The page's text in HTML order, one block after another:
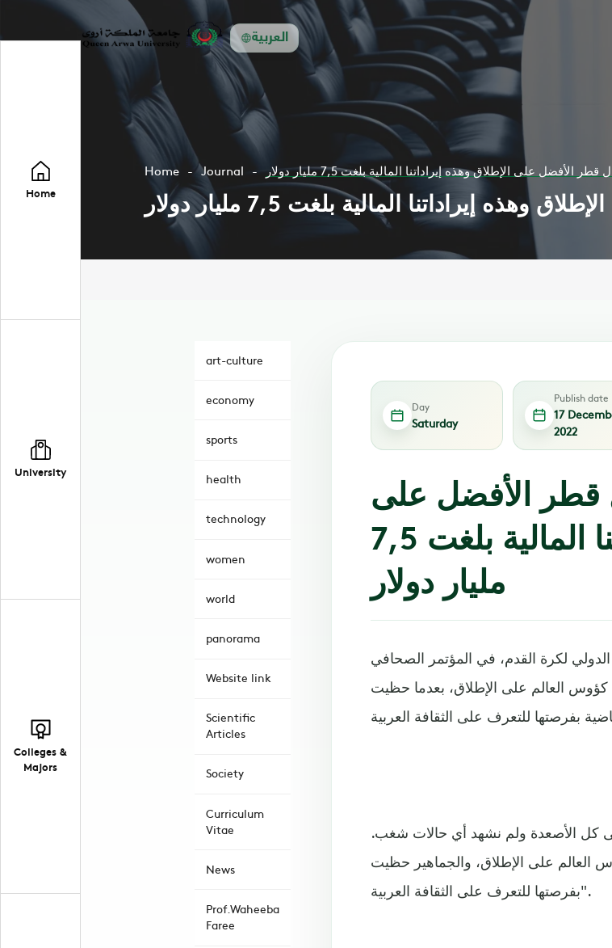
العربية
Home
University
Colleges &
Majors
Home Journal قطر الأفضل على الإطلاق وهذه إيراداتنا المالية بلغت 7,5 مليار دولار
إيراداتنا المالية بلغت 7,5 مليار دولار
art-culture
economy
sports
health
technology
women
world
panorama
Website link
Scientific
Articles
Society
Curriculum
Vitae
News
Prof.Waheeba
Faree
Day
Saturday
Publish date
17
2022
قطر الأفضل على
الإطلاق وهذه إيراداتنا المالية بلغت 7,5
مليار دولار
لكرة القدم، في المؤتمر الصحافي
هو أنجح نسخة من كؤوس العالم على الإطلاق، بعدما حظيت
كل الأصعدة ولم نشهد أي حالات شغب.
على الإطلاق، والجماهير حظيت
بفرصتها للتعرف على الثقافة العربية".